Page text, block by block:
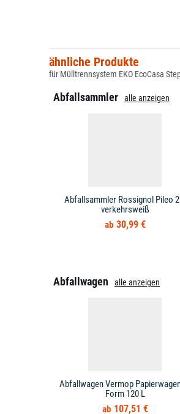
ähnliche Produkte
für Mülltrennsystem EKO EcoCasa
Abfallsammler alle anzeigen
Abfallsammler Rossignol Pileo
verkehrsweiß
30,99 €
Abfallwagen alle anzeigen
Abfallwagen Vermop
Form 120 L
107,51 €